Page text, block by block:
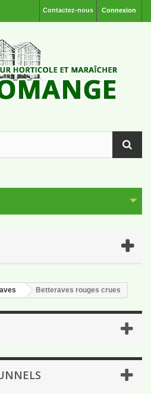
Connexion
Contactez-nous
Betteraves rouges crues